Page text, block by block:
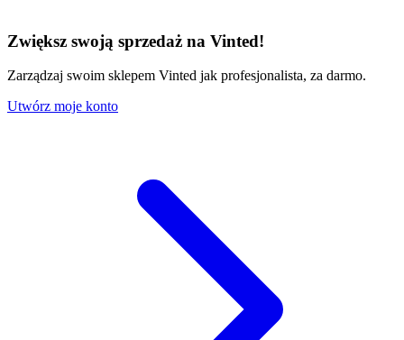
Zwiększ swoją sprzedaż na Vinted!
Zarządzaj swoim sklepem Vinted jak profesjonalista, za darmo.
Utwórz moje konto